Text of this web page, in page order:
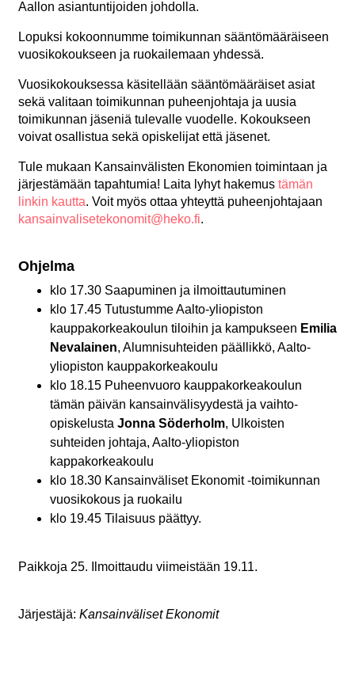
Aallon asiantuntijoiden johdolla.
Lopuksi kokoonnumme toimikunnan sääntömääräiseen
vuosikokoukseen ja ruokailemaan yhdessä.
Vuosikokouksessa käsitellään sääntömääräiset asiat
sekä valitaan toimikunnan puheenjohtaja ja uusia
toimikunnan jäseniä tulevalle vuodelle. Kokoukseen
voivat osallistua sekä opiskelijat että jäsenet.
Tule mukaan Kansainvälisten Ekonomien toimintaan ja
järjestämään tapahtumia! Laita lyhyt hakemus tämän
linkin kautta. Voit myös ottaa yhteyttä puheenjohtajaan
kansainvalisetekonomit@heko.fi.
Ohjelma
klo 17.30 Saapuminen ja ilmoittautuminen
klo 17.45 Tutustumme Aalto-yliopiston
kauppakorkeakoulun tiloihin ja kampukseen Emilia
Nevalainen, Alumnisuhteiden päällikkö, Aalto-
yliopiston kauppakorkeakoulu
klo 18.15 Puheenvuoro kauppakorkeakoulun
tämän päivän kansainvälisyydestä ja vaihto-
opiskelusta Jonna Söderholm, Ulkoisten
suhteiden johtaja, Aalto-yliopiston
kappakorkeakoulu
klo 18.30 Kansainväliset Ekonomit -toimikunnan
vuosikokous ja ruokailu
klo 19.45 Tilaisuus päättyy.
Paikkoja 25. Ilmoittaudu viimeistään 19.11.
Järjestäjä: Kansainväliset Ekonomit